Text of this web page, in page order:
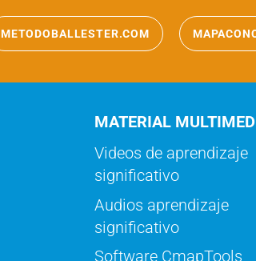
METODOBALLESTER.COM
MATERIAL
Videos de aprendizaje
significativo
Audios aprendizaje
significativo
Software CmapTools